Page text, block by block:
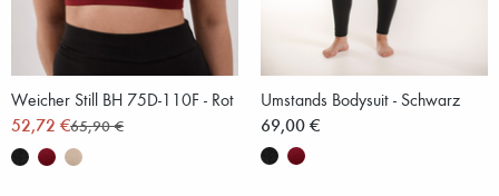
Weicher Still BH 75D-110F - Rot
52,72 €65,90 €
Umstands Bodysuit - Schwarz
69,00 €